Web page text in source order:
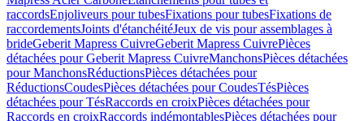
raccordsEnjoliveurs pour tubesFixations pour tubesFixations de
raccordementsJoints d'étanchéitéJeux de vis pour assemblages à
brideGeberit Mapress CuivreGeberit Mapress CuivrePièces
détachées pour Geberit Mapress CuivreManchonsPièces détachées
pour ManchonsRéductionsPièces détachées pour
RéductionsCoudesPièces détachées pour CoudesTésPièces
détachées pour TésRaccords en croixPièces détachées pour
Raccords en croixRaccords indémontablesPièces détachées pour